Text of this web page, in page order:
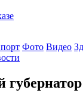
Фото Видео